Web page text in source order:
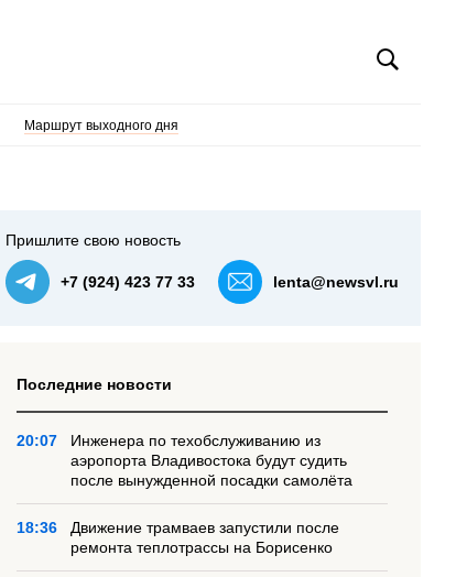
Маршрут выходного дня
Пришлите свою новость
+7 (924) 423 77 33 lenta@newsvl.ru
Последние новости
20:07
Инженера по техобслуживанию из
аэропорта Владивостока будут судить
после вынужденной посадки самолёта
18:36
Движение трамваев запустили после
ремонта теплотрассы на Борисенко